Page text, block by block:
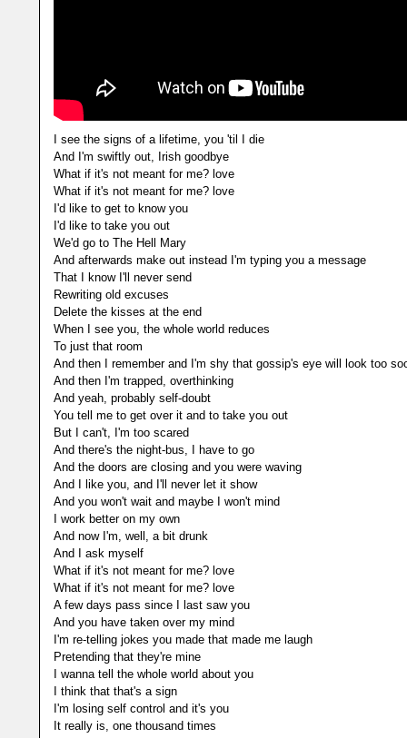
I see the signs of a lifetime, you 'til I die
And I'm swiftly out, Irish goodbye
What if it's not meant for me? love
What if it's not meant for me? love
I'd like to get to know you
I'd like to take you out
We'd go to The Hell Mary
And afterwards make out instead I'm typing you a message
That I know I'll never send
Rewriting old excuses
Delete the kisses at the end
When I see you, the whole world reduces
To just that room
And then I remember and I'm shy that gossip's eye will look too
And then I'm trapped, overthinking
And yeah, probably self-doubt
You tell me to get over it and to take you out
But I can't, I'm too scared
And there's the night-bus, I have to go
And the doors are closing and you were waving
And I like you, and I'll never let it show
And you won't wait and maybe I won't mind
I work better on my own
And now I'm, well, a bit drunk
And I ask myself
What if it's not meant for me? love
What if it's not meant for me? love
A few days pass since I last saw you
And you have taken over my mind
I'm re-telling jokes you made that made me laugh
Pretending that they're mine
I wanna tell the whole world about you
I think that that's a sign
I'm losing self control and it's you
It really is, one thousand times